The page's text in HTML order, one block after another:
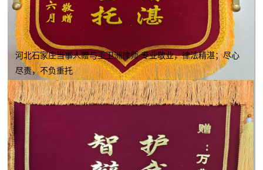
河北石家庄当事人赠与王卫洲律师 专业敬业，律法精湛；尽心
尽责，不负重托